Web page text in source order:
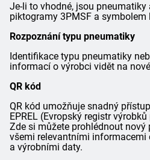
Je-li to vhodné, jsou
piktogramy 3PMSF a symbolem
Rozpoznání typu pneumatiky
Identifikace typu pneumatiky
informací o výrobci vidět na
QR kód
QR kód umožňuje snadný
EPREL (Evropský registr
Zde si můžete prohlédnout nový
všemi relevantními informacemi
a výrobními daty.